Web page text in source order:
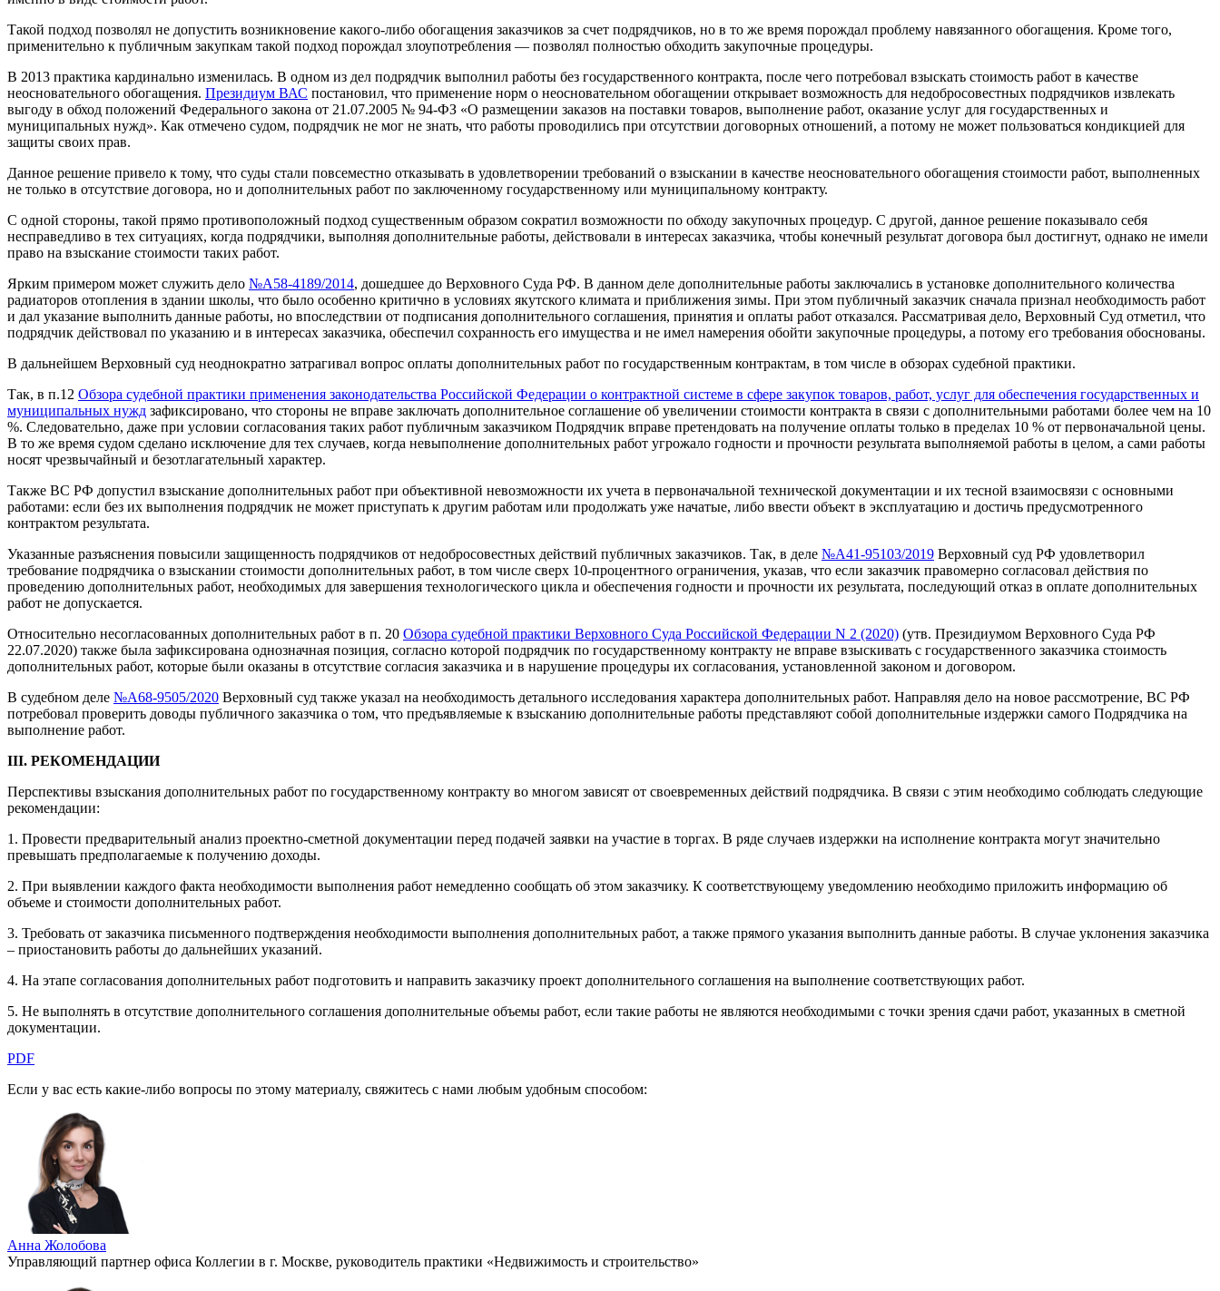
Такой подход позволял не допустить возникновение какого-либо обогащения заказчиков за счет подрядчиков, но в то же время порождал проблему навязанного обогащения. Кроме того,
применительно к публичным закупкам такой подход порождал злоупотребления — позволял полностью обходить закупочные процедуры.
В 2013 практика кардинально изменилась. В одном из дел подрядчик выполнил работы без государственного контракта, после чего потребовал взыскать стоимость работ в качестве
неосновательного обогащения. Президиум ВАС постановил, что применение норм о неосновательном обогащении открывает возможность для недобросовестных подрядчиков извлекать
выгоду в обход положений Федерального закона от 21.07.2005 № 94-ФЗ «О размещении заказов на поставки товаров, выполнение работ, оказание услуг для государственных и
муниципальных нужд». Как отмечено судом, подрядчик не мог не знать, что работы проводились при отсутствии договорных отношений, а потому не может пользоваться кондикцией для
защиты своих прав.
Данное решение привело к тому, что суды стали повсеместно отказывать в удовлетворении требований о взыскании в качестве неосновательного обогащения стоимости работ, выполненных
не только в отсутствие договора, но и дополнительных работ по заключенному государственному или муниципальному контракту.
С одной стороны, такой прямо противоположный подход существенным образом сократил возможности по обходу закупочных процедур. С другой, данное решение показывало себя
несправедливо в тех ситуациях, когда подрядчики, выполняя дополнительные работы, действовали в интересах заказчика, чтобы конечный результат договора был достигнут, однако не имели
право на взыскание стоимости таких работ.
Ярким примером может служить дело №А58-4189/2014, дошедшее до Верховного Суда РФ. В данном деле дополнительные работы заключались в установке дополнительного количества
радиаторов отопления в здании школы, что было особенно критично в условиях якутского климата и приближения зимы. При этом публичный заказчик сначала признал необходимость работ
и дал указание выполнить данные работы, но впоследствии от подписания дополнительного соглашения, принятия и оплаты работ отказался. Рассматривая дело, Верховный Суд отметил, что
подрядчик действовал по указанию и в интересах заказчика, обеспечил сохранность его имущества и не имел намерения обойти закупочные процедуры, а потому его требования обоснованы.
В дальнейшем Верховный суд неоднократно затрагивал вопрос оплаты дополнительных работ по государственным контрактам, в том числе в обзорах судебной практики.
Так, в п.12 Обзора судебной практики применения законодательства Российской Федерации о контрактной системе в сфере закупок товаров, работ, услуг для обеспечения государственных и
муниципальных нужд зафиксировано, что стороны не вправе заключать дополнительное соглашение об увеличении стоимости контракта в связи с дополнительными работами более чем на 10
%. Следовательно, даже при условии согласования таких работ публичным заказчиком Подрядчик вправе претендовать на получение оплаты только в пределах 10 % от первоначальной цены.
В то же время судом сделано исключение для тех случаев, когда невыполнение дополнительных работ угрожало годности и прочности результата выполняемой работы в целом, а сами работы
носят чрезвычайный и безотлагательный характер.
Также ВС РФ допустил взыскание дополнительных работ при объективной невозможности их учета в первоначальной технической документации и их тесной взаимосвязи с основными
работами: если без их выполнения подрядчик не может приступать к другим работам или продолжать уже начатые, либо ввести объект в эксплуатацию и достичь предусмотренного
контрактом результата.
Указанные разъяснения повысили защищенность подрядчиков от недобросовестных действий публичных заказчиков. Так, в деле №А41-95103/2019 Верховный суд РФ удовлетворил
требование подрядчика о взыскании стоимости дополнительных работ, в том числе сверх 10-процентного ограничения, указав, что если заказчик правомерно согласовал действия по
проведению дополнительных работ, необходимых для завершения технологического цикла и обеспечения годности и прочности их результата, последующий отказ в оплате дополнительных
работ не допускается.
Относительно несогласованных дополнительных работ в п. 20 Обзора судебной практики Верховного Суда Российской Федерации N 2 (2020) (утв. Президиумом Верховного Суда РФ
22.07.2020) также была зафиксирована однозначная позиция, согласно которой подрядчик по государственному контракту не вправе взыскивать с государственного заказчика стоимость
дополнительных работ, которые были оказаны в отсутствие согласия заказчика и в нарушение процедуры их согласования, установленной законом и договором.
В судебном деле №А68-9505/2020 Верховный суд также указал на необходимость детального исследования характера дополнительных работ. Направляя дело на новое рассмотрение, ВС РФ
потребовал проверить доводы публичного заказчика о том, что предъявляемые к взысканию дополнительные работы представляют собой дополнительные издержки самого Подрядчика на
выполнение работ.
III. РЕКОМЕНДАЦИИ
Перспективы взыскания дополнительных работ по государственному контракту во многом зависят от своевременных действий подрядчика. В связи с этим необходимо соблюдать следующие
рекомендации:
1. Провести предварительный анализ проектно-сметной документации перед подачей заявки на участие в торгах. В ряде случаев издержки на исполнение контракта могут значительно
превышать предполагаемые к получению доходы.
2. При выявлении каждого факта необходимости выполнения работ немедленно сообщать об этом заказчику. К соответствующему уведомлению необходимо приложить информацию об
объеме и стоимости дополнительных работ.
3. Требовать от заказчика письменного подтверждения необходимости выполнения дополнительных работ, а также прямого указания выполнить данные работы. В случае уклонения заказчика
– приостановить работы до дальнейших указаний.
4. На этапе согласования дополнительных работ подготовить и направить заказчику проект дополнительного соглашения на выполнение соответствующих работ.
5. Не выполнять в отсутствие дополнительного соглашения дополнительные объемы работ, если такие работы не являются необходимыми с точки зрения сдачи работ, указанных в сметной
документации.
PDF
Если у вас есть какие-либо вопросы по этому материалу, свяжитесь с нами любым удобным способом:
Анна Жолобова
Управляющий партнер офиса Коллегии в г. Москве, руководитель практики «Недвижимость и строительство»